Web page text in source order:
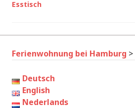
Esstisch
Ferienwohnung bei Hamburg >
Deutsch
English
Nederlands